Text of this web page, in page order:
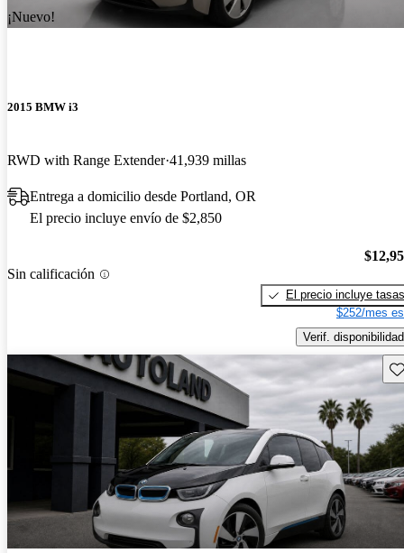
¡Nuevo!
2015 BMW i3
RWD with Range Extender 41,939 millas
Entrega a domicilio desde Portland, OR
El precio incluye envío de $2,850
Sin calificación
El precio incluye tasas
$252/mes
Verif. disponibilidad